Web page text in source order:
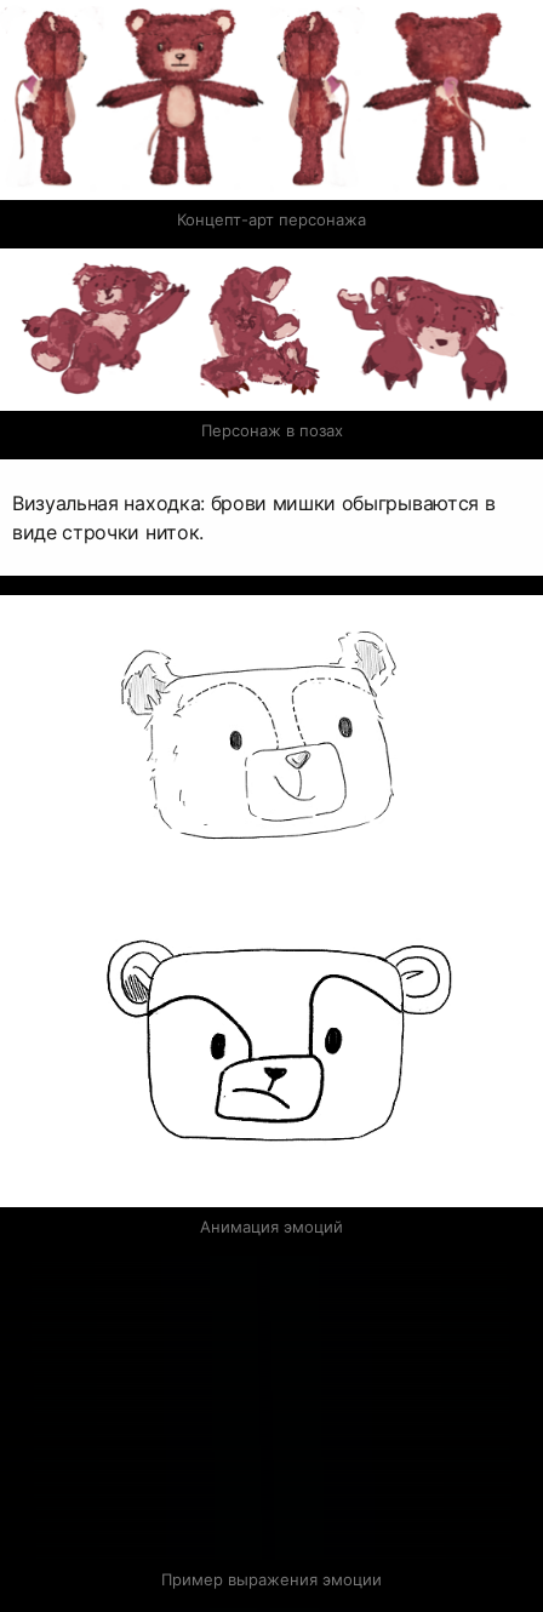
Концепт-арт персонажа
Персонаж в позах
Визуальная находка: брови мишки обыгрываются в
виде строчки ниток.
Анимация эмоций
Пример выражения эмоции